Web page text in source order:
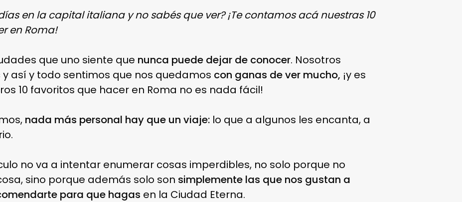
en la capital italiana y no sabés que ver? ¡Te contamos acá nuestras 10
en Roma!
que uno siente que nunca puede dejar de conocer. Nosotros
y así y todo sentimos que nos quedamos con ganas de ver mucho, ¡y es
10 favoritos que hacer en Roma no es nada fácil!
nada más personal hay que un viaje: lo que a algunos les encanta, a
no va a intentar enumerar cosas imperdibles, no solo porque no
sino porque además solo son simplemente las que nos gustan a
para que hagas en la Ciudad Eterna.